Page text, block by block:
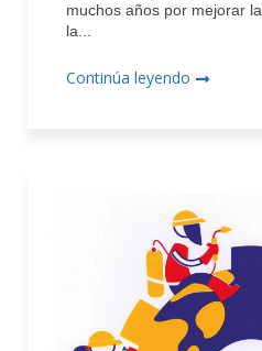
muchos años por mejorar
la...
Continúa leyendo